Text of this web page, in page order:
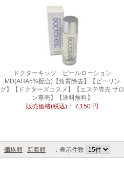
ドクターキッツ ピールローション
MD(AHA5%配合)【角質除去】【ピーリン
グ】【ドクターズコスメ】【エステ専売 サロ
ン専売】【送料無料】
販売価格(税込)： 7,150 円
価格順 新着順 ：表示件数